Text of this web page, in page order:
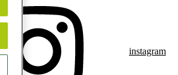
instagram